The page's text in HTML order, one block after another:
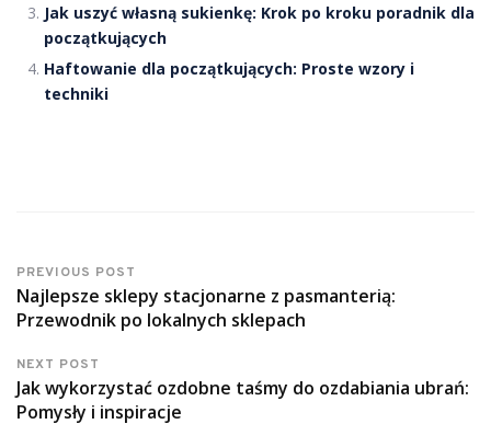
Jak uszyć własną sukienkę: Krok po kroku poradnik dla
początkujących
Haftowanie dla początkujących: Proste wzory i
techniki
PREVIOUS POST
Najlepsze sklepy stacjonarne z pasmanterią:
Przewodnik po lokalnych sklepach
NEXT POST
Jak wykorzystać ozdobne taśmy do ozdabiania ubrań:
Pomysły i inspiracje